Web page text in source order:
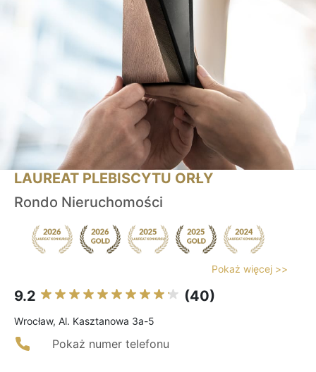
LAUREAT PLEBISCYTU ORŁY
Rondo Nieruchomości
Pokaż więcej >>
9.2 (40)
Wrocław, Al. Kasztanowa 3a-5
Pokaż numer telefonu